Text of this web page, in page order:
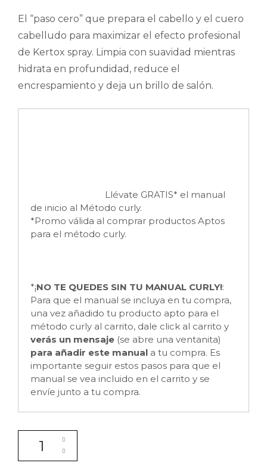
El “paso cero” que prepara el cabello y el cuero
cabelludo para maximizar el efecto profesional
de Kertox spray. Limpia con suavidad mientras
hidrata en profundidad, reduce el
encrespamiento y deja un brillo de salón.
Llévate GRATIS* el manual
de inicio al Método curly.
*Promo válida al comprar productos Aptos
para el método curly.
*¡NO TE QUEDES SIN TU MANUAL CURLY!:
Para que el manual se incluya en tu compra,
una vez añadido tu producto apto para el
método curly al carrito, dale click al carrito y
verás un mensaje (se abre una ventanita)
para añadir este manual a tu compra. Es
importante seguir estos pasos para que el
manual se vea incluido en el carrito y se
envíe junto a tu compra.
Champú hyaluronic para Tratamiento efecto bótox